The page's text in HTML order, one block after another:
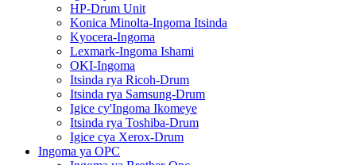
HP-Drum Unit
Konica Minolta-Ingoma Itsinda
Kyocera-Ingoma
Lexmark-Ingoma Ishami
OKI-Ingoma
Itsinda rya Ricoh-Drum
Itsinda rya Samsung-Drum
Igice cy'Ingoma Ikomeye
Itsinda rya Toshiba-Drum
Igice cya Xerox-Drum
Ingoma ya OPC